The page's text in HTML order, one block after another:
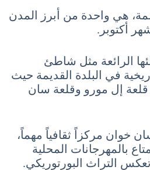
هي واحدة من أبرز المدن
أكتوبر.
الرائعة مثل شاطئ
في البلدة القديمة حيث
إل مورو وقلعة سان
خوان مركزاً ثقافياً مهماً،
بالمهرجانات المحلية
التراث البورتوريكي.